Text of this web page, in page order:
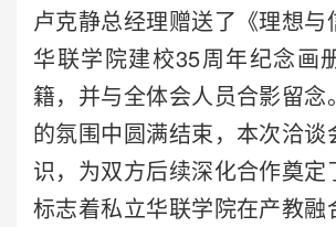
卢克静总经理赠送了《理想与
华联学院建校35周年纪念画
籍，并与全体会人员合影留念
的氛围中圆满结束，本次洽谈
识，为双方后续深化合作奠定
标志着私立华联学院在产教融